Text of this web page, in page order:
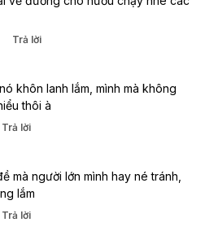
Trả lời
khôn lanh lắm, mình mà không
thôi à
Trả lời
mà người lớn mình hay né tránh,
lắm
Trả lời